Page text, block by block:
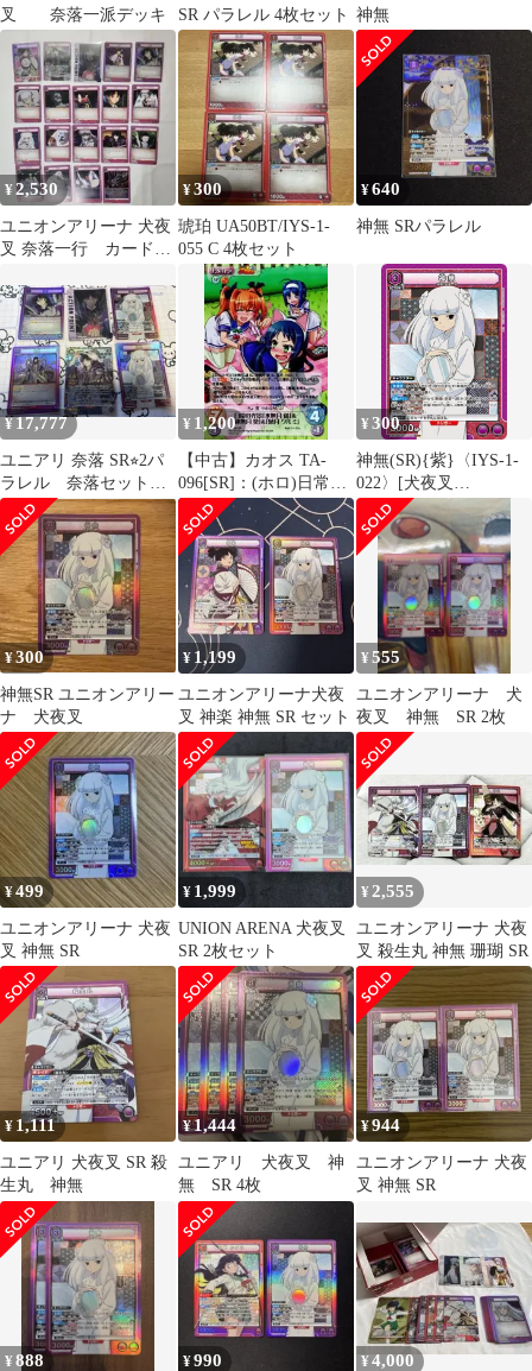
叉 奈落一派デッキ
SR パラレル 4枚セット 神無
¥2,530
ユニオンアリーナ 犬夜
叉 奈落一行 カードセ
¥300
琥珀 UA50BT/IYS-1-
055 C 4枚セット
¥640
神無 SRパラレル
¥17,777
ユニアリ 奈落 SR⭐︎2パ
ラレル 奈落セット
ユニオンアリーナ犬夜
叉
¥ 1,200
【中古】カオス TA-
096[SR]：(ホロ)日常の
光景「水無月 遥」＆
「神無月 葵」＆「葉月
クルミ」
¥300
神無(SR){紫}〈IYS-1-
022〉[犬夜叉
【UA50BT】]ユニアリ
¥300
神無SR ユニオンアリー
ナ 犬夜叉
¥ 1,199
ユニオンアリーナ犬夜
叉 神楽 神無 SR セット
¥555
ユニオンアリーナ 犬
夜叉 神無 SR 2枚
¥499
ユニオンアリーナ 犬夜
叉 神無 SR
¥ 1,999
UNION ARENA 犬夜叉
SR 2枚セット
¥2,555
ユニオンアリーナ 犬夜
叉 殺生丸 神無 珊瑚 SR
¥ 1,111
ユニアリ 犬夜叉 SR 殺
生丸 神無
¥1,444
ユニアリ 犬夜叉 神
無 SR 4枚
¥944
ユニオンアリーナ 犬夜
叉 神無 SR
¥888 ¥990 ¥4,000